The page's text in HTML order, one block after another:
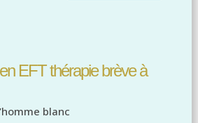
EFT thérapie brève à
blanc